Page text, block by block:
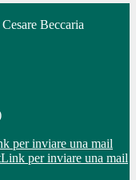
Beccaria
per inviare una mail
Link per inviare una mail